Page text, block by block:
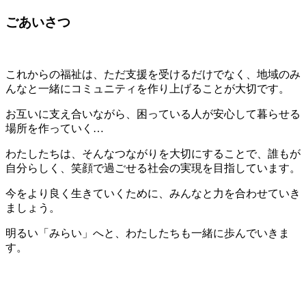
ごあいさつ
これからの福祉は、ただ支援を受けるだけでなく、地域のみ
んなと一緒にコミュニティを作り上げることが大切です。
お互いに支え合いながら、困っている人が安心して暮らせる
場所を作っていく…
わたしたちは、そんなつながりを大切にすることで、誰もが
自分らしく、笑顔で過ごせる社会の実現を目指しています。
今をより良く生きていくために、みんなと力を合わせていき
ましょう。
明るい「みらい」へと、わたしたちも一緒に歩んでいきま
す。